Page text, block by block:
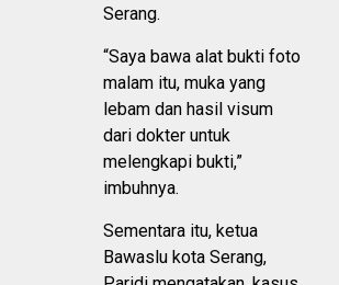
Serang.
“Saya bawa alat bukti foto
malam itu, muka yang
lebam dan hasil visum
dari dokter untuk
melengkapi bukti,”
imbuhnya.
Sementara itu, ketua
Bawaslu kota Serang,